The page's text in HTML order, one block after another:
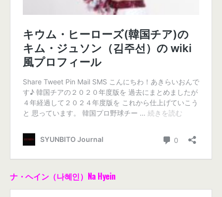
ナ・ヘイン（나혜인）Na Hyein